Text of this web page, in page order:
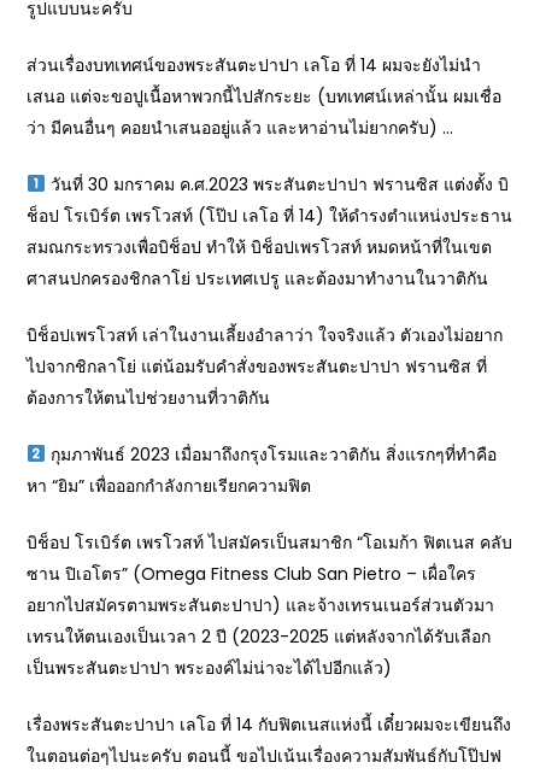
รูปแบบนะครับ
ส่วนเรื่องบทเทศน์ของพระสันตะปาปา เลโอ ที่ 14 ผมจะยังไม่นำ
เสนอ แต่จะขอปูเนื้อหาพวกนี้ไปสักระยะ (บทเทศน์เหล่านั้น ผมเชื่อ
ว่า มีคนอื่นๆ คอยนำเสนออยู่แล้ว และหาอ่านไม่ยากครับ) …
วันที่ 30 มกราคม ค.ศ.2023 พระสันตะปาปา ฟรานซิส แต่งตั้ง บิ
ช็อป โรเบิร์ต เพรโวสท์ (โป๊ป เลโอ ที่ 14) ให้ดำรงตำแหน่งประธาน
สมณกระทรวงเพื่อบิช็อป ทำให้ บิช็อปเพรโวสท์ หมดหน้าที่ในเขต
ศาสนปกครองชิกลาโย่ ประเทศเปรู และต้องมาทำงานในวาติกัน
บิช็อปเพรโวสท์ เล่าในงานเลี้ยงอำลาว่า ใจจริงแล้ว ตัวเองไม่อยาก
ไปจากชิกลาโย่ แต่น้อมรับคำสั่งของพระสันตะปาปา ฟรานซิส ที่
ต้องการให้ตนไปช่วยงานที่วาติกัน
กุมภาพันธ์ 2023 เมื่อมาถึงกรุงโรมและวาติกัน สิ่งแรกๆที่ทำคือ
หา “ยิม” เพื่อออกกำลังกายเรียกความฟิต
บิช็อป โรเบิร์ต เพรโวสท์ ไปสมัครเป็นสมาชิก “โอเมก้า ฟิตเนส คลับ
ซาน ปิเอโตร” (Omega Fitness Club San Pietro – เผื่อใคร
อยากไปสมัครตามพระสันตะปาปา) และจ้างเทรนเนอร์ส่วนตัวมา
เทรนให้ตนเองเป็นเวลา 2 ปี (2023-2025 แต่หลังจากได้รับเลือก
เป็นพระสันตะปาปา พระองค์ไม่น่าจะได้ไปอีกแล้ว)
เรื่องพระสันตะปาปา เลโอ ที่ 14 กับฟิตเนสแห่งนี้ เดี๋ยวผมจะเขียนถึง
ในตอนต่อๆไปนะครับ ตอนนี้ ขอไปเน้นเรื่องความสัมพันธ์กับโป๊ปฟ